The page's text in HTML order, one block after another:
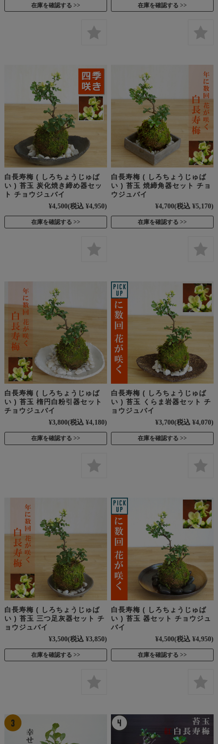
在庫を確認する 在庫を確認する
白長寿梅 ( しろちょうじゅば
い ) 苔玉 炭化焼き締め器セッ
ト チョウジュバイ
¥4,500(税込 ¥4,950)
在庫を確認する
白長寿梅 ( しろちょうじゅば
い ) 苔玉 焼締角器セット チョ
ウジュバイ
¥4,700(税込 ¥5,170)
在庫を確認する
白長寿梅 ( しろちょうじゅば
い ) 苔玉 楕円白粉引器セット
チョウジュバイ
¥3,800(税込 ¥4,180)
在庫を確認する
白長寿梅 ( しろちょうじゅば
い ) 苔玉 くらま岩器セット チ
ョウジュバイ
¥3,700(税込 ¥4,070)
在庫を確認する
白長寿梅 ( しろちょうじゅば
い ) 苔玉 三つ足灰器セット チ
ョウジュバイ
¥3,500(税込 ¥3,850)
在庫を確認する
白長寿梅 ( しろちょうじゅば
い ) 苔玉 器セット チョウジュ
バイ
¥4,500(税込 ¥4,950)
在庫を確認する